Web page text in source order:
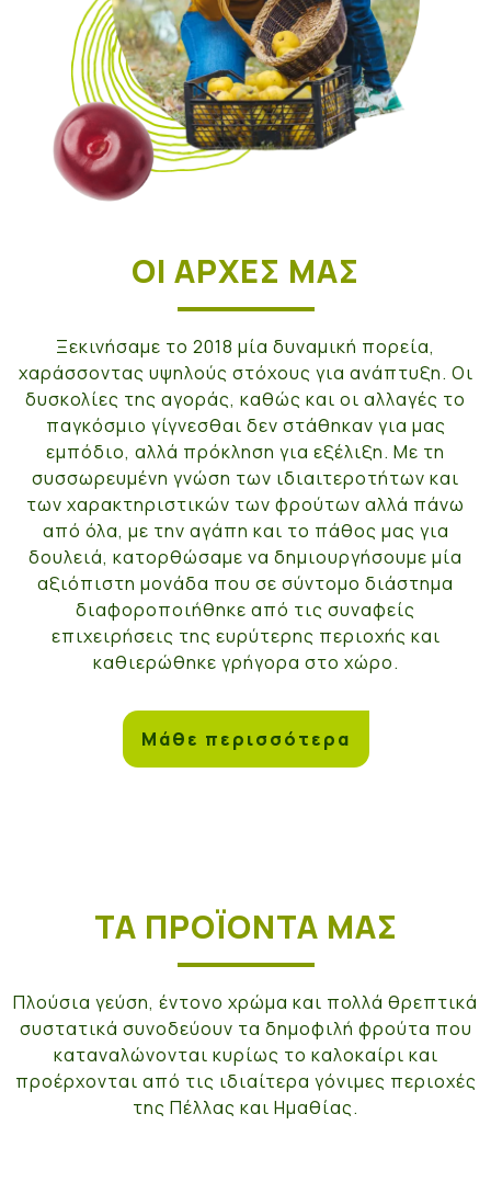
ΟΙ ΑΡΧΈΣ ΜΑΣ
Ξεκινήσαμε το 2018 μία δυναμική πορεία,
χαράσσοντας υψηλούς στόχους για ανάπτυξη. Οι
δυσκολίες της αγοράς, καθώς και οι αλλαγές το
παγκόσμιο γίγνεσθαι δεν στάθηκαν για μας
εμπόδιο, αλλά πρόκληση για εξέλιξη. Με τη
συσσωρευμένη γνώση των ιδιαιτεροτήτων και
των χαρακτηριστικών των φρούτων αλλά πάνω
από όλα, με την αγάπη και το πάθος μας για
δουλειά, κατορθώσαμε να δημιουργήσουμε μία
αξιόπιστη μονάδα που σε σύντομο διάστημα
διαφοροποιήθηκε από τις συναφείς
επιχειρήσεις της ευρύτερης περιοχής και
καθιερώθηκε γρήγορα στο χώρο.
Μάθε περισσότερα
ΤΑ ΠΡΟΪΌΝΤΑ ΜΑΣ
Πλούσια γεύση, έντονο χρώμα και πολλά θρεπτικά
συστατικά συνοδεύουν τα δημοφιλή φρούτα που
καταναλώνονται κυρίως το καλοκαίρι και
προέρχονται από τις ιδιαίτερα γόνιμες περιοχές
της Πέλλας και Ημαθίας.